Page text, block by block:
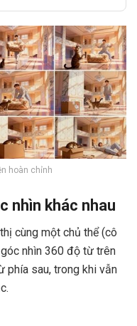
hoàn chỉnh
nhìn khác nhau
cùng một chủ thể (cô
nhìn 360 độ từ trên
phía sau, trong khi vẫn